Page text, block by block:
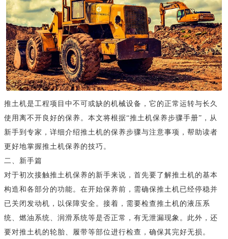
推土机是工程项目中不可或缺的机械设备，它的正常运转与长久
使用离不开良好的保养。本文将根据“推土机保养步骤手册”，从
新手到专家，详细介绍推土机的保养步骤与注意事项，帮助读者
更好地掌握推土机保养的技巧。
二、新手篇
对于初次接触推土机保养的新手来说，首先要了解推土机的基本
构造和各部分的功能。在开始保养前，需确保推土机已经停稳并
已关闭发动机，以保障安全。接着，需要检查推土机的液压系
统、燃油系统、润滑系统等是否正常，有无泄漏现象。此外，还
要对推土机的轮胎、履带等部位进行检查，确保其完好无损。